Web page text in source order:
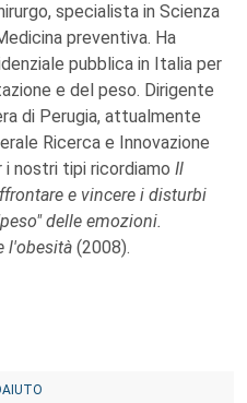
specialista in Scienza
preventiva. Ha
pubblica in Italia per
e del peso. Dirigente
di Perugia, attualmente
Ricerca e Innovazione
nostri tipi ricordiamo Il
e vincere i disturbi
delle emozioni.
l'obesità (2008).